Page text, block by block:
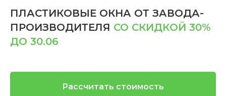
ПЛАСТИКОВЫЕ ОКНА ОТ ЗАВОДА-
ПРОИЗВОДИТЕЛЯ СО СКИДКОЙ 30%
ДО 30.06
Рассчитать стоимость